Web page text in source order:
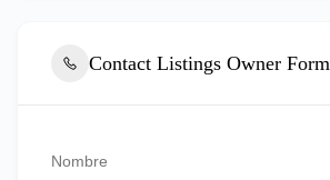
Contact Listings Owner Form